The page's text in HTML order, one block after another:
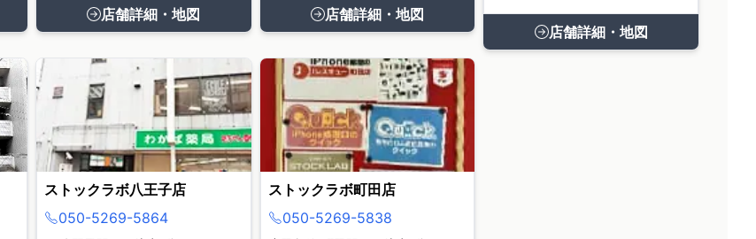
店舗詳細・地図 店舗詳細・地図
店舗詳細・地図
ストックラボ八王子店
050-5269-5864
ストックラボ町田店
050-5269-5838